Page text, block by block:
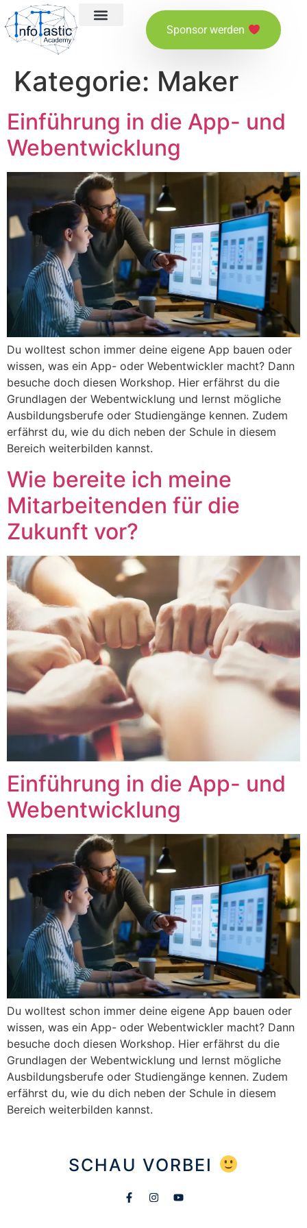
Sponsor werden
Kategorie: Maker
Einführung in die App- und
Webentwicklung
Du wolltest schon immer deine eigene App bauen oder
wissen, was ein App- oder Webentwickler macht? Dann
besuche doch diesen Workshop. Hier erfährst du die
Grundlagen der Webentwicklung und lernst mögliche
Ausbildungsberufe oder Studiengänge kennen. Zudem
erfährst du, wie du dich neben der Schule in diesem
Bereich weiterbilden kannst.
Wie bereite ich meine
Mitarbeitenden für die
Zukunft vor?
Einführung in die App- und
Webentwicklung
Du wolltest schon immer deine eigene App bauen oder
wissen, was ein App- oder Webentwickler macht? Dann
besuche doch diesen Workshop. Hier erfährst du die
Grundlagen der Webentwicklung und lernst mögliche
Ausbildungsberufe oder Studiengänge kennen. Zudem
erfährst du, wie du dich neben der Schule in diesem
Bereich weiterbilden kannst.
SCHAU VORBEI